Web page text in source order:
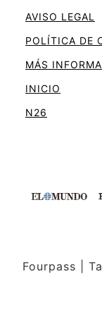
AVISO LEGAL
POLÍTICA DE
MÁS
INICIO
N26
Fourpass |